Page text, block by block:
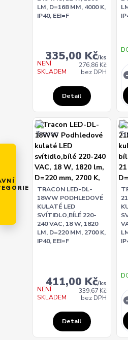
LM, D=168 MM, 4000 K,
IP40, EEI=F
335,00 Kč/ks
276,86 Kč
bez DPH
NENÍ
SKLADEM
Detail
TRACON LED-DL-
18WW PODHLEDOVÉ
KULATÉ LED
SVÍTIDLO,BÍLÉ 220-
240 VAC, 18 W, 1820
LM, D=220 MM, 2700 K,
IP40, EEI=F
411,00 Kč/ks
339,67 Kč
bez DPH
NENÍ
SKLADEM
Detail